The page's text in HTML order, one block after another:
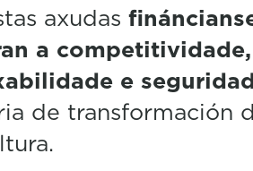
axudas
a
e
de transformación